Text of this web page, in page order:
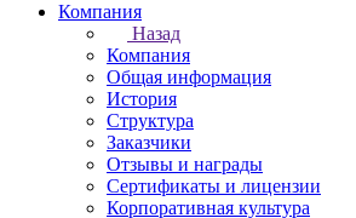
Компания
Назад
Компания
Общая информация
История
Структура
Заказчики
Отзывы и награды
Сертификаты и лицензии
Корпоративная культура